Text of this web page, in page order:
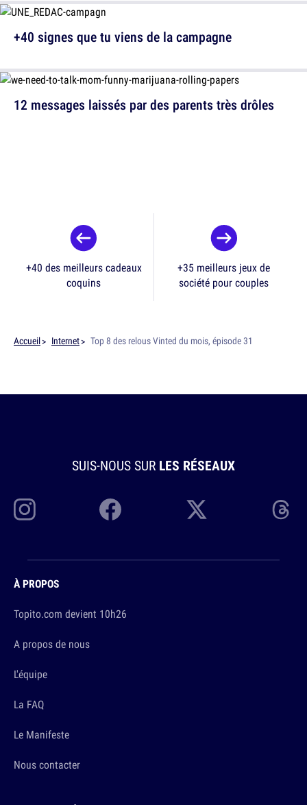
12 messages laissés par des parents très drôles
+40 signes que tu viens de la campagne
+40 des meilleurs cadeaux
coquins
+35 meilleurs jeux de
société pour couples
Accueil Internet Top 8 des relous Vinted du mois, épisode 31
SUIS-NOUS SUR LES RÉSEAUX
À PROPOS
Topito.com devient 10h26
A propos de nous
L'équipe
La FAQ
Le Manifeste
Nous contacter